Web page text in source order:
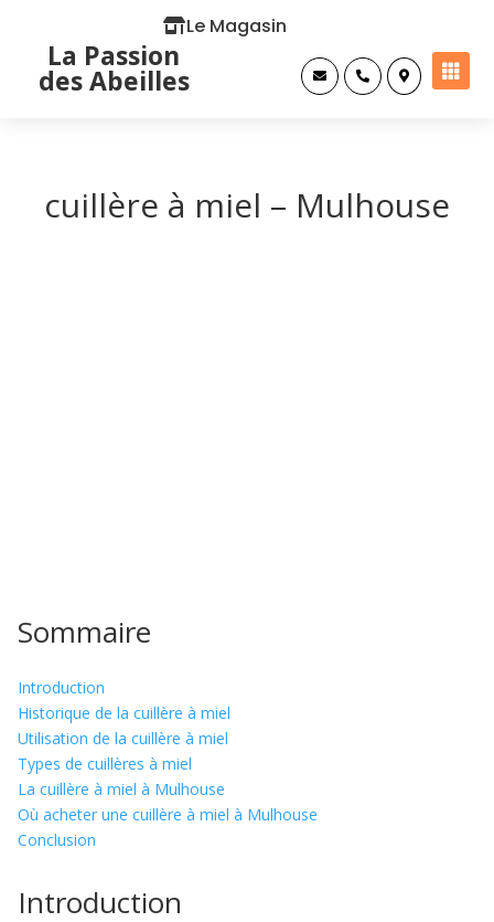
Le Magasin
La Passion
des Abeilles    
cuillère à miel – Mulhouse
Sommaire
Introduction
Historique de la cuillère à miel
Utilisation de la cuillère à miel
Types de cuillères à miel
La cuillère à miel à Mulhouse
Où acheter une cuillère à miel à Mulhouse
Conclusion
Introduction